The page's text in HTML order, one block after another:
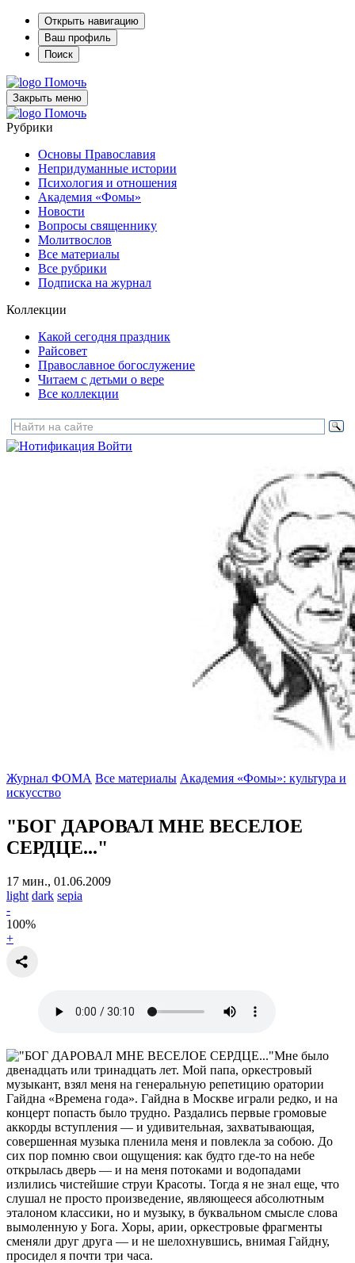
Открыть навигацию
Ваш профиль
Поиск
Помочь
Закрыть меню
Помочь
Рубрики
Основы Православия
Непридуманные истории
Психология и отношения
Академия «Фомы»
Новости
Вопросы священнику
Молитвослов
Все материалы
Все рубрики
Подписка на журнал
Коллекции
Какой сегодня праздник
Райсовет
Православное богослужение
Читаем с детьми о вере
Все коллекции
Войти
Журнал ФОМА Все материалы Академия «Фомы»: культура и
искусство
"БОГ ДАРОВАЛ МНЕ ВЕСЕЛОЕ
СЕРДЦЕ..."
17 мин., 01.06.2009
light dark sepia
-
100%
+
Мне было
двенадцать или тринадцать лет. Мой папа, оркестровый
музыкант, взял меня на генеральную репетицию оратории
Гайдна «Времена года». Гайдна в Москве играли редко, и на
концерт попасть было трудно. Раздались первые громовые
аккорды вступления — и удивительная, захватывающая,
совершенная музыка пленила меня и повлекла за собою. До
сих пор помню свои ощущения: как будто где-то на небе
открылась дверь — и на меня потоками и водопадами
излились чистейшие струи Красоты. Тогда я не знал еще, что
слушал не просто произведение, являющееся абсолютным
эталоном классики, но и музыку, в буквальном смысле слова
вымоленную у Бога. Хоры, арии, оркестровые фрагменты
сменяли друг друга — и не шелохнувшись, внимая Гайдну,
просидел я почти три часа.